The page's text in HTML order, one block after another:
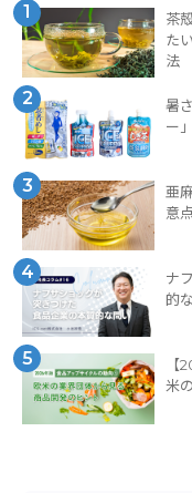
1
茶
た
法
2
暑
ー
3
亜
意
4
ナ
的
5
【
米